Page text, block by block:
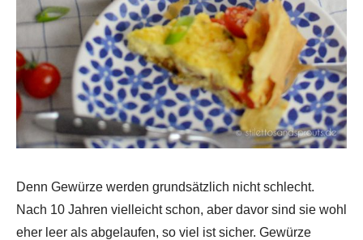
Denn Gewürze werden grundsätzlich nicht schlecht.
Nach 10 Jahren vielleicht schon, aber davor sind sie wohl
eher leer als abgelaufen, so viel ist sicher. Gewürze